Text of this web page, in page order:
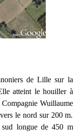
de Lille sur la
atteint le houiller à
Compagnie Wuillaume
le nord sur 200 m.
longue de 450 m